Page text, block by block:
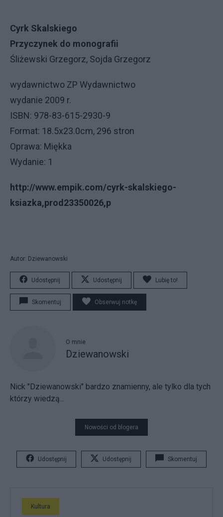
Cyrk Skalskiego
Przyczynek do monografii
Śliżewski Grzegorz, Sojda Grzegorz
wydawnictwo ZP Wydawnictwo
wydanie 2009 r.
ISBN: 978-83-615-2930-9
Format: 18.5x23.0cm, 296 stron
Oprawa: Miękka
Wydanie: 1
http://www.empik.com/cyrk-skalskiego-
ksiazka,prod23350026,p
Autor: Dziewanowski
Udostępnij Udostępnij Lubię to!
Skomentuj Obserwuj notkę
O mnie
Dziewanowski
Nick "Dziewanowski" bardzo znamienny, ale tylko dla tych
którzy wiedzą...
Nowości od blogera
Udostępnij Udostępnij Skomentuj
Kultura